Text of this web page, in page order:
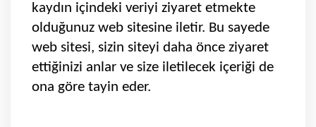
kaydın içindeki veriyi ziyaret etmekte
olduğunuz web sitesine iletir. Bu sayede
web sitesi, sizin siteyi daha önce ziyaret
ettiğinizi anlar ve size iletilecek içeriği de
ona göre tayin eder.